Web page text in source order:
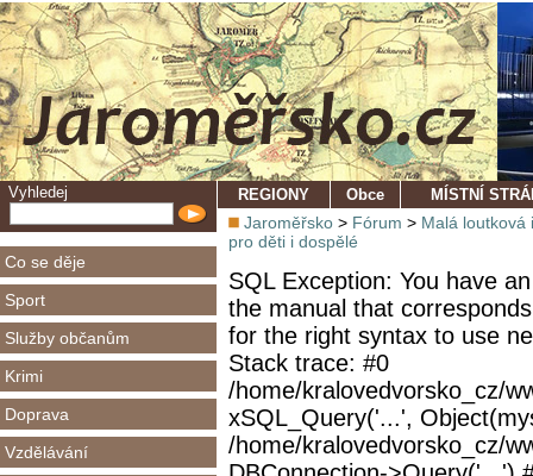
Vyhledej
Co se děje
Sport
Služby občanům
Krimi
Doprava
Vzdělávání
REGIONY Obce MÍSTNÍ
Jaroměřsko > Fórum > Malá loutková
pro děti i dospělé
SQL Exception: You have
the manual that
for the right syntax to use
Stack trace: #0
/home/kralovedvorsko_cz/
xSQL_Query('...',
/home/kralovedvorsko_cz/